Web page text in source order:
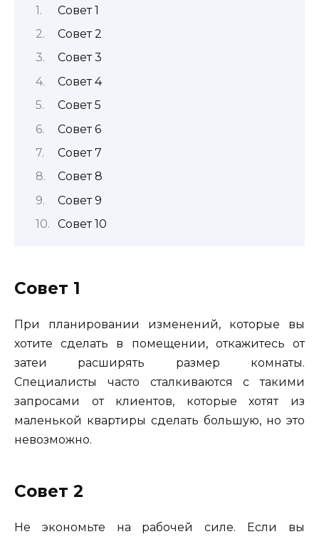
Совет 1
Совет 2
Совет 3
Совет 4
Совет 5
Совет 6
Совет 7
Совет 8
Совет 9
Совет 10
Совет 1
При планировании изменений, которые вы
хотите сделать в помещении, откажитесь от
затеи расширять размер комнаты.
Специалисты часто сталкиваются с такими
запросами от клиентов, которые хотят из
маленькой квартиры сделать большую, но это
невозможно.
Совет 2
Не экономьте на рабочей силе. Если вы